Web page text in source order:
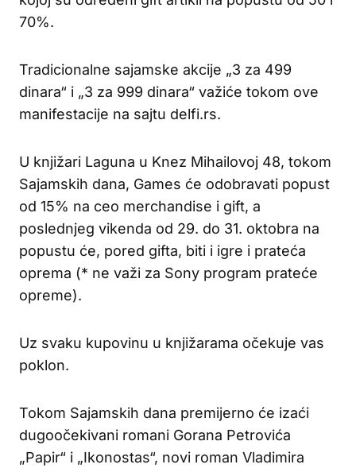
70%.
Tradicionalne sajamske akcije „3 za 499
dinara“ i „3 za 999 dinara“ važiće tokom ove
manifestacije na sajtu delfi.rs.
U knjižari Laguna u Knez Mihailovoj 48, tokom
Sajamskih dana, Games će odobravati popust
od 15% na ceo merchandise i gift, a
poslednjeg vikenda od 29. do 31. oktobra na
popustu će, pored gifta, biti i igre i prateća
oprema (* ne važi za Sony program prateće
opreme).
Uz svaku kupovinu u knjižarama očekuje vas
poklon.
Tokom Sajamskih dana premijerno će izaći
dugoočekivani romani Gorana Petrovića
„Papir“ i „Ikonostas“, novi roman Vladimira